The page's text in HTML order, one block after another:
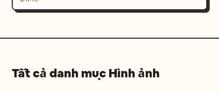
Tất cả danh mục Hình ảnh